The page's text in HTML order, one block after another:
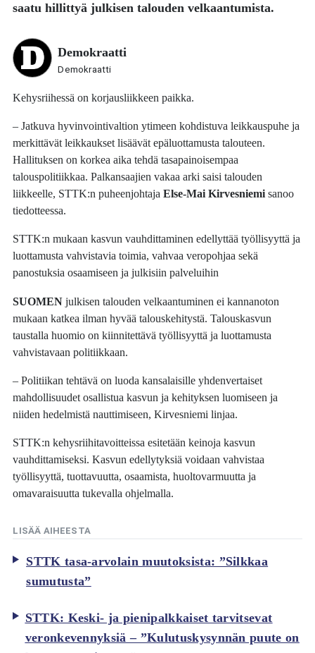
saatu hillittyä julkisen talouden velkaantumista.
Demokraatti
Demokraatti
Kehysriihessä on korjausliikkeen paikka.
– Jatkuva hyvinvointivaltion ytimeen kohdistuva leikkauspuhe ja
merkittävät leikkaukset lisäävät epäluottamusta talouteen.
Hallituksen on korkea aika tehdä tasapainoisempaa
talouspolitiikkaa. Palkansaajien vakaa arki saisi talouden
liikkeelle, STTK:n puheenjohtajaElse-Mai Kirvesniemisanoo
tiedotteessa.
STTK:n mukaan kasvun vauhdittaminen edellyttää työllisyyttä ja
luottamusta vahvistavia toimia, vahvaa veropohjaa sekä
panostuksia osaamiseen ja julkisiin palveluihin
SUOMEN julkisen talouden velkaantuminen ei kannanoton
mukaan katkea ilman hyvää talouskehitystä. Talouskasvun
taustalla huomio on kiinnitettävä työllisyyttä ja luottamusta
vahvistavaan politiikkaan.
– Politiikan tehtävä on luoda kansalaisille yhdenvertaiset
mahdollisuudet osallistua kasvun ja kehityksen luomiseen ja
niiden hedelmistä nauttimiseen, Kirvesniemi linjaa.
STTK:n kehysriihitavoitteissa esitetään keinoja kasvun
vauhdittamiseksi. Kasvun edellytyksiä voidaan vahvistaa
työllisyyttä, tuottavuutta, osaamista, huoltovarmuutta ja
omavaraisuutta tukevalla ohjelmalla.
LISÄÄ AIHEESTA
STTK tasa-arvolain muutoksista: ”Silkkaa
sumutusta”
STTK: Keski- ja pienipalkkaiset tarvitsevat
veronkevennyksiä – ”Kulutuskysynnän puute on